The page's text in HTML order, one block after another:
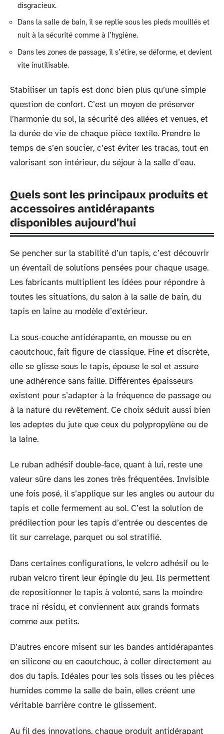
disgracieux.
Dans la salle de bain, il se replie sous les pieds mouillés et
nuit à la sécurité comme à l’hygiène.
Dans les zones de passage, il s’étire, se déforme, et devient
vite inutilisable.
Stabiliser un tapis est donc bien plus qu’une simple
question de confort. C’est un moyen de préserver
l’harmonie du sol, la sécurité des allées et venues, et
la durée de vie de chaque pièce textile. Prendre le
temps de s’en soucier, c’est éviter les tracas, tout en
valorisant son intérieur, du séjour à la salle d’eau.
Quels sont les principaux produits et
accessoires antidérapants
disponibles aujourd’hui
Se pencher sur la stabilité d’un tapis, c’est découvrir
un éventail de solutions pensées pour chaque usage.
Les fabricants multiplient les idées pour répondre à
toutes les situations, du salon à la salle de bain, du
tapis en laine au modèle d’extérieur.
La sous-couche antidérapante, en mousse ou en
caoutchouc, fait figure de classique. Fine et discrète,
elle se glisse sous le tapis, épouse le sol et assure
une adhérence sans faille. Différentes épaisseurs
existent pour s’adapter à la fréquence de passage ou
à la nature du revêtement. Ce choix séduit aussi bien
les adeptes du jute que ceux du polypropylène ou de
la laine.
Le ruban adhésif double-face, quant à lui, reste une
valeur sûre dans les zones très fréquentées. Invisible
une fois posé, il s’applique sur les angles ou autour du
tapis et colle fermement au sol. C’est la solution de
prédilection pour les tapis d’entrée ou descentes de
lit sur carrelage, parquet ou sol stratifié.
Dans certaines configurations, le velcro adhésif ou le
ruban velcro tirent leur épingle du jeu. Ils permettent
de repositionner le tapis à volonté, sans la moindre
trace ni résidu, et conviennent aux grands formats
comme aux petits.
D’autres encore misent sur les bandes antidérapantes
en silicone ou en caoutchouc, à coller directement au
dos du tapis. Idéales pour les sols lisses ou les pièces
humides comme la salle de bain, elles créent une
véritable barrière contre le glissement.
Au fil des innovations, chaque produit antidérapant